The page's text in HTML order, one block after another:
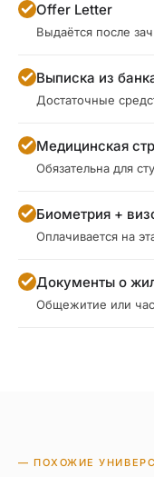
Offer Letter
Выдаётся после
Выписка из
Достаточные
Медицинская
Обязательна для
Биометрия +
Оплачивается на
Документы о
Общежитие или
— ПОХОЖИЕ